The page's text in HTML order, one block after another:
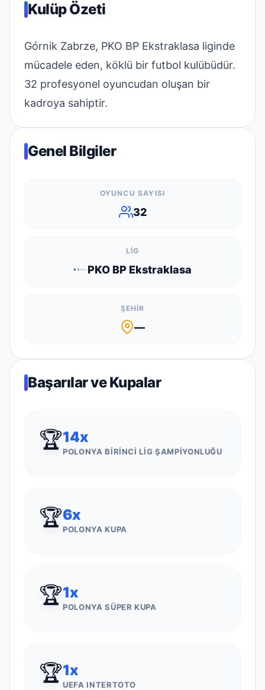
Kulüp Özeti
Górnik Zabrze, PKO BP Ekstraklasa liginde
mücadele eden, köklü bir futbol kulübüdür.
32 profesyonel oyuncudan oluşan bir
kadroya sahiptir.
Genel Bilgiler
OYUNCU SAYISI
32
LIG
PKO BP Ekstraklasa
ŞEHIR
—
Başarılar ve Kupalar
🏆14x
POLONYA BIRINCI LIG ŞAMPIYONLUĞU
🏆6x
POLONYA KUPA
🏆1x
POLONYA SÜPER KUPA
🏆1x
UEFA INTERTOTO